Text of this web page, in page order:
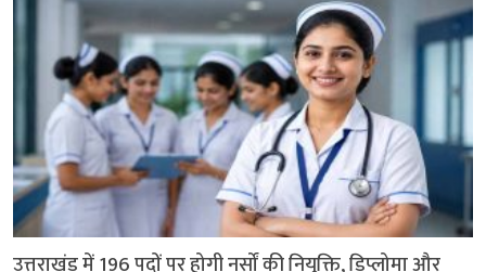
उत्तराखंड में 196 पदों पर होगी नर्सों की नियुक्ति, डिप्लोमा और